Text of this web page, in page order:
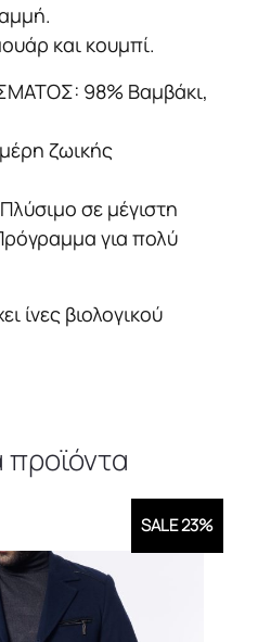
και κουμπί.
98% Βαμβάκι,
ζωικής
σε μέγιστη
για πολύ
ίνες βιολογικού
προϊόντα
SALE 23%